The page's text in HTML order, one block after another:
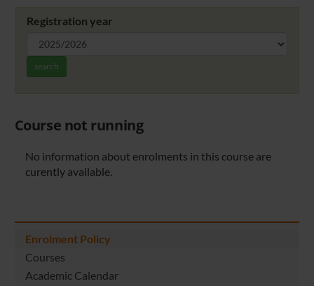
Registration year
search
Course not running
No information about enrolments in this course are
curently available.
Enrolment Policy
Courses
Academic Calendar